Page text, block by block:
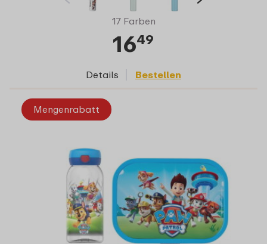
17 Farben
1649
Details Bestellen
Mengenrabatt